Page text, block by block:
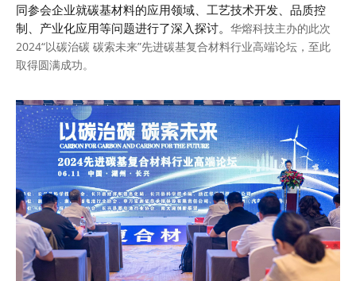
同参会企业就碳基材料的应用领域、工艺技术开发、品质控
制、产业化应用等问题进行了深入探讨。 华熔科技主办的此次
2024“以碳治碳 碳索未来”先进碳基复合材料行业高端论坛，至此
取得圆满成功。